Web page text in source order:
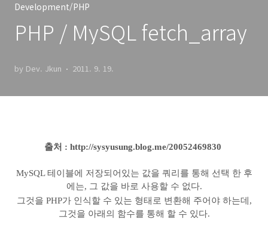
Development/PHP
PHP / MySQL fetch_array
by Dev. Jkun 2011. 9. 19.
출처 : http://sysyusung.blog.me/20052469830
MySQL 테이블에 저장되어있는 값을 쿼리를 통해 선택 한 후
에는, 그 값을 바로 사용할 수 없다.
그것을 PHP가 인식할 수 있는 형태로 변환해 주어야 하는데,
그것을 아래의 함수를 통해 할 수 있다.